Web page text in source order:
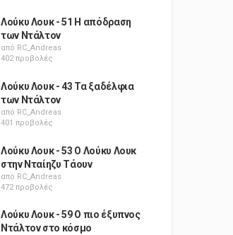
Λούκυ Λουκ - 51 Η απόδραση
των Ντάλτον
από RC_Andreas
402 προβολές
Λούκυ Λουκ - 43 Τα ξαδέλφια
των Ντάλτον
από RC_Andreas
401 προβολές
Λούκυ Λουκ - 53 Ο Λούκυ Λουκ
στην Νταίηζυ Τάουν
από RC_Andreas
472 προβολές
Λούκυ Λουκ - 59 Ο πιο έξυπνος
Ντάλτον στο κόσμο